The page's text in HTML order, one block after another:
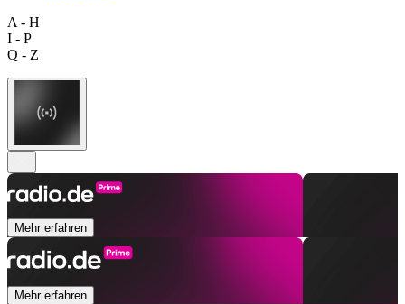
A - H
I - P
Q - Z
Mehr erfahren
Mehr erfahren